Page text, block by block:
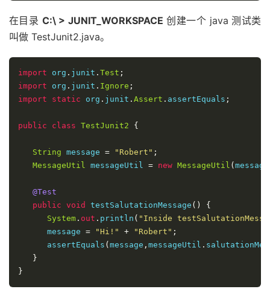
在目录 C:\ > JUNIT_WORKSPACE 创建一个 java 测试类
叫做 TestJunit2.java。
import org . junit . Test ;
import org . junit . Ignore ;
import
static org . junit . Assert . assertEquals ;
public class TestJunit2 {
String message = "Robert" ;
MessageUtil messageUtil = new MessageUtil ( message
@Test
public void testSalutationMessage ()
{
System . out . println ( "Inside
      message
= "Hi!" + "Robert" ;
      assertEquals
( message , messageUtil .
}
}